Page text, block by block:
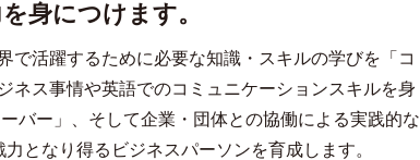
身につけます。
で活躍するために必要な知識・スキルの学びを「コ
ネス事情や英語でのコミュニケーションスキルを身
バー」、そして企業・団体との協働による実践的な
となり得るビジネスパーソンを育成します。